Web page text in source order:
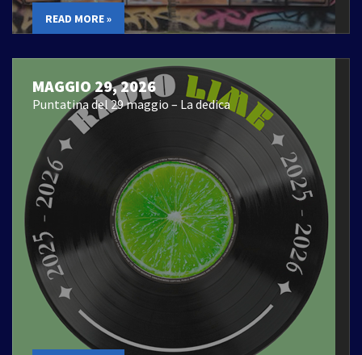
READ MORE »
MAGGIO 29, 2026
Puntatina del 29 maggio – La dedica